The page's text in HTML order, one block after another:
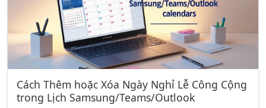
Cách Thêm hoặc Xóa Ngày Nghỉ Lễ Công Cộng
trong Lịch Samsung/Teams/Outlook